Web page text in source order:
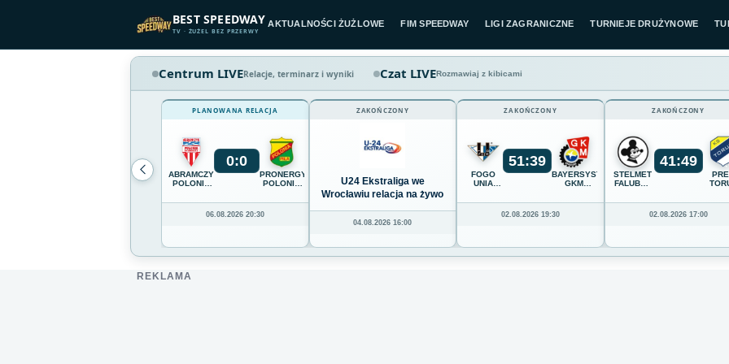
BEST SPEEDWAY
TV · ŻUŻEL BEZ PRZERWY
AKTUALNOŚCI ŻUŻLOWE FIM SPEEDWAY LIGI ZAGRANICZNE TURNIEJE DRUŻYNOWE
Centrum LIVERelacje, terminarz i wyniki Czat LIVERozmawiaj z kibicami
PLANOWANA RELACJA
ABRAMCZYK
POLONIA
0:0
PRONERGY
POLONIA
06.08.2026 20:30
ZAKOŃCZONY
U24 Ekstraliga we
Wrocławiu relacja na żywo
04.08.2026 16:00
ZAKOŃCZONY
FOGO
UNIA
51:39
BAYERSYSTEM
GKM
02.08.2026 19:30
ZAKOŃCZONY
STELMET
FALUBAZ
GÓRA
41:49
02.08.2026 17:00
REKLAMA